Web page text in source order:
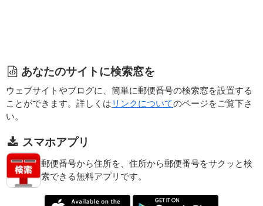
あなたのサイトに検索窓を
ウェブサイトやブログに、簡単に郵便番号の検索窓を設置する
ことができます。詳しくは リンクについてのページをご覧下さ
い。
スマホアプリ
郵便番号から住所を、住所から郵便番号をサクッと検
索できる無料アプリです。